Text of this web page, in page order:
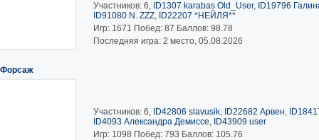
Участников: 6, ID1307 karabas Old_User, ID19796
ID91080 N. ZZZ, ID22207 *НЕЙЛЯ**
Игр: 1671 Побед: 87 Баллов: 98.78
Последняя игра: 2 место, 05.08.2026
Форсаж
Участников: 6, ID42806 slavusik, ID22682 Арвен,
ID4093 Александра Демиссе, ID43909 user
Игр: 1098 Побед: 793 Баллов: 105.76